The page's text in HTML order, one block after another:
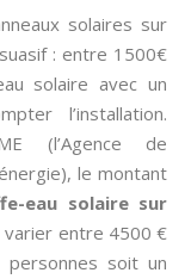
solaires sur
: entre 1500€
solaire avec un
l’installation.
(l’Agence de
le montant
eau solaire sur
varier entre 4500 €
soit un